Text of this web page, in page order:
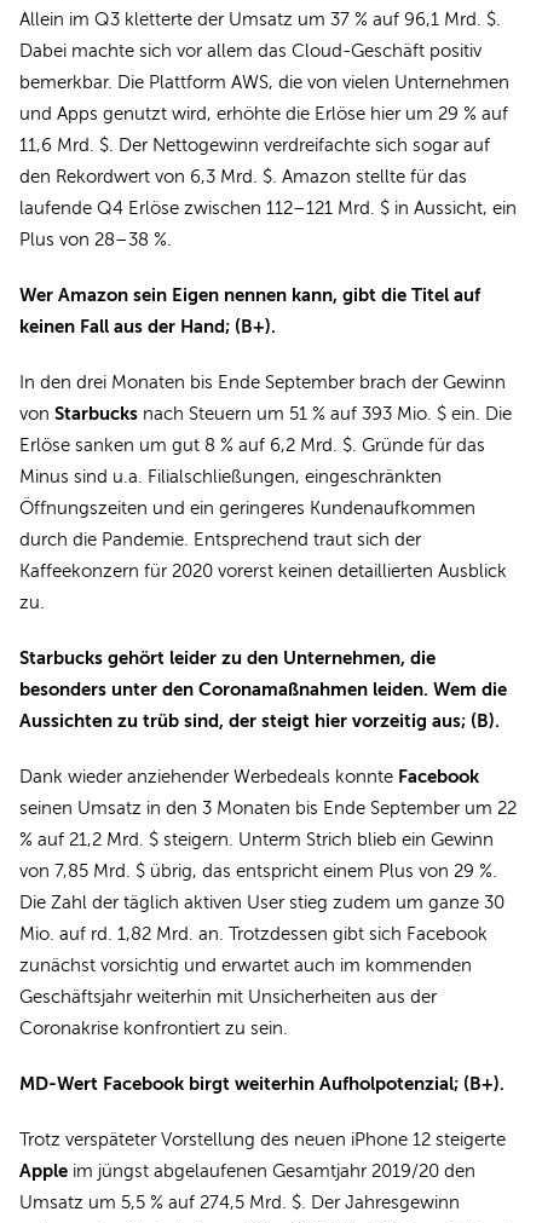
Allein im Q3 kletterte der Umsatz um 37 % auf 96,1 Mrd. $.
Dabei machte sich vor allem das Cloud-Geschäft positiv
bemerkbar. Die Plattform AWS, die von vielen Unternehmen
und Apps genutzt wird, erhöhte die Erlöse hier um 29 % auf
11,6 Mrd. $. Der Nettogewinn verdreifachte sich sogar auf
den Rekordwert von 6,3 Mrd. $. Amazon stellte für das
laufende Q4 Erlöse zwischen 112–121 Mrd. $ in Aussicht, ein
Plus von 28–38 %.
Wer Amazon sein Eigen nennen kann, gibt die Titel auf
keinen Fall aus der Hand; (B+).
In den drei Monaten bis Ende September brach der Gewinn
von Starbucks nach Steuern um 51 % auf 393 Mio. $ ein. Die
Erlöse sanken um gut 8 % auf 6,2 Mrd. $. Gründe für das
Minus sind u.a. Filialschließungen, eingeschränkten
Öffnungszeiten und ein geringeres Kundenaufkommen
durch die Pandemie. Entsprechend traut sich der
Kaffeekonzern für 2020 vorerst keinen detaillierten Ausblick
zu.
Starbucks gehört leider zu den Unternehmen, die
besonders unter den Coronamaßnahmen leiden. Wem die
Aussichten zu trüb sind, der steigt hier vorzeitig aus; (B).
Dank wieder anziehender Werbedeals konnte Facebook
seinen Umsatz in den 3 Monaten bis Ende September um 22
% auf 21,2 Mrd. $ steigern. Unterm Strich blieb ein Gewinn
von 7,85 Mrd. $ übrig, das entspricht einem Plus von 29 %.
Die Zahl der täglich aktiven User stieg zudem um ganze 30
Mio. auf rd. 1,82 Mrd. an. Trotzdessen gibt sich Facebook
zunächst vorsichtig und erwartet auch im kommenden
Geschäftsjahr weiterhin mit Unsicherheiten aus der
Coronakrise konfrontiert zu sein.
MD-Wert Facebook birgt weiterhin Aufholpotenzial; (B+).
Trotz verspäteter Vorstellung des neuen iPhone 12 steigerte
Apple im jüngst abgelaufenen Gesamtjahr 2019/20 den
Umsatz um 5,5 % auf 274,5 Mrd. $. Der Jahresgewinn